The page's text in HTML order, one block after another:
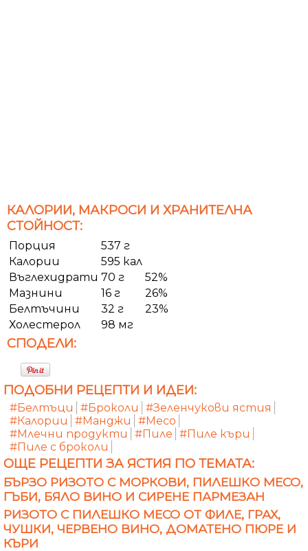
КАЛОРИИ, МАКРОСИ И ХРАНИТЕЛНА
СТОЙНОСТ:
Порция
537 г
Калории
595 кал
Въглехидрати 70 г
52%
Мазнини
16 г
26%
Белтъчини
32 г
23%
Холестерол
98 мг
СПОДЕЛИ:
ПОДОБНИ РЕЦЕПТИ И ИДЕИ:
#Белтъци #Броколи
#Зеленчукови ястия
#Калории
#Манджи
#Месо
#Млечни продукти
#Пиле #Пиле къри
#Пиле с броколи
ОЩЕ РЕЦЕПТИ ЗА ЯСТИЯ ПО ТЕМАТА:
БЪРЗО РИЗОТО С МОРКОВИ, ПИЛЕШКО МЕСО,
ГЪБИ, БЯЛО ВИНО И СИРЕНЕ ПАРМЕЗАН
РИЗОТО С ПИЛЕШКО МЕСО ОТ ФИЛЕ, ГРАХ,
ЧУШКИ, ЧЕРВЕНО ВИНО, ДОМАТЕНО ПЮРЕ И
КЪРИ